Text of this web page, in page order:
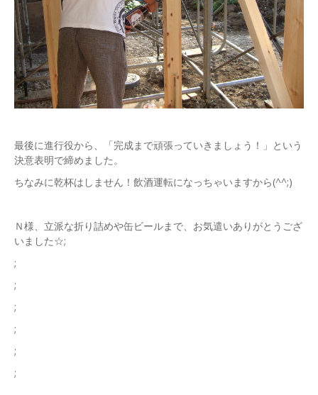
最後に進行役から、「完成まで頑張っていきましょう！」という
決意表明で締めました。
ちなみに乾杯はしません！飲酒運転になっちゃいますから(^^;)
Ｎ様、立派な折り詰めや缶ビールまで、お気遣いありがとうござ
いました☆;
;
;
;
;
;
;